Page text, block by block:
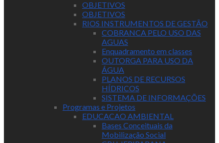
OBJETIVOS
OBJETIVOS
RIOS INSTRUMENTOS DE GESTÃO
COBRANCA PELO USO DAS
AGUAS
Enquadramento em classes
OUTORGA PARA USO DA
ÁGUA
PLANOS DE RECURSOS
HÍDRICOS
SISTEMA DE INFORMAÇÕES
Programas e Projetos
EDUCACAO AMBIENTAL
Bases Conceituais da
Mobilização Social